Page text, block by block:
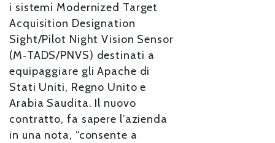
i sistemi Modernized Target
Acquisition Designation
Sight/Pilot Night Vision Sensor
(M‑TADS/PNVS) destinati a
equipaggiare gli Apache di
Stati Uniti, Regno Unito e
Arabia Saudita. Il nuovo
contratto, fa sapere l’azienda
in una nota, “consente a